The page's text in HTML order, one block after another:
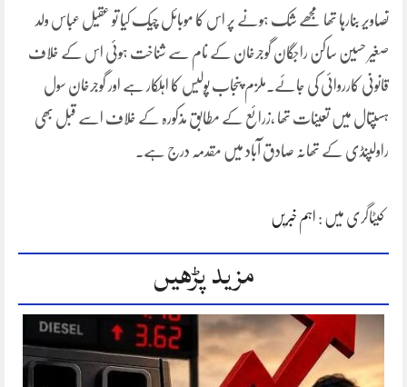
تصاویر بنارہا تھا مجھے شک ہونے پر اس کا موبائل چیک کیا تو عقیل عباس ولد
صغیر حسین ساکن راجگان گوجرخان کے نام سے شناخت ہوئی اس کے خلاف
قانونی کارروائی کی جائے۔ملزم پنجاب پولیس کا اہلکار ہے اور گوجرخان سول
ہسپتال میں تعینات تھا ،زرائع کے مطابق مذکورہ کے خلاف اسے قبل بھی
راولپنڈی کے تھانہ صادق آباد میں مقدمہ درج ہے۔
کیٹاگری میں : اہم خبریں
مزید پڑھیں